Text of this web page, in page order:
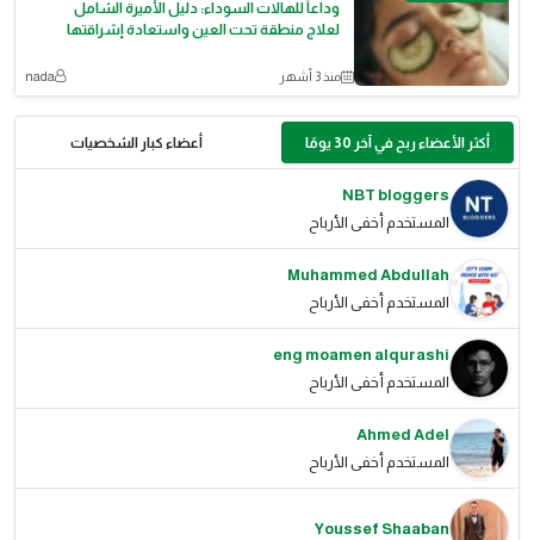
وداعاً للهالات السوداء: دليل الأميرة الشامل
لعلاج منطقة تحت العين واستعادة إشراقتها
منذ 3 أشهر nada
أكثر الأعضاء ربح في آخر 30 يومًا أعضاء كبار الشخصيات
NBT bloggers
المستخدم أخفى الأرباح
Muhammed Abdullah
المستخدم أخفى الأرباح
eng moamen alqurashi
المستخدم أخفى الأرباح
Ahmed Adel
المستخدم أخفى الأرباح
Youssef Shaaban